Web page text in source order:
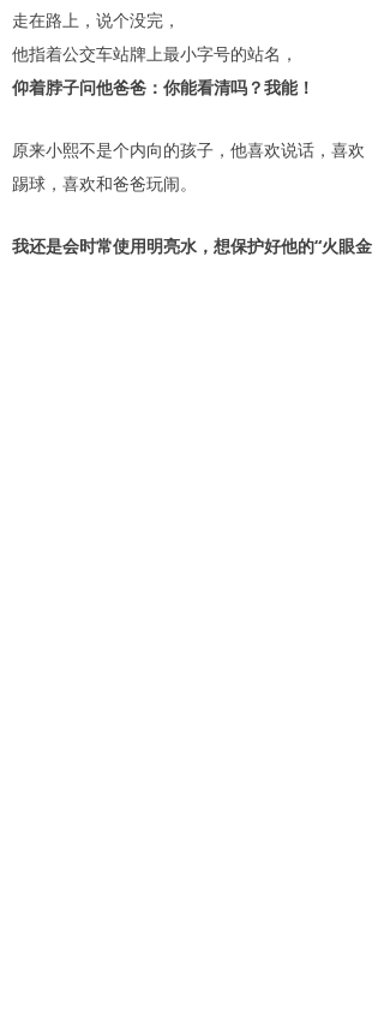
走在路上，说个没完，
他指着公交车站牌上最小字号的站名，
仰着脖子问他爸爸：你能看清吗？我能！
原来小熙不是个内向的孩子，他喜欢说话，喜欢
踢球，喜欢和爸爸玩闹。
我还是会时常使用明亮水，想保护好他的“火眼金